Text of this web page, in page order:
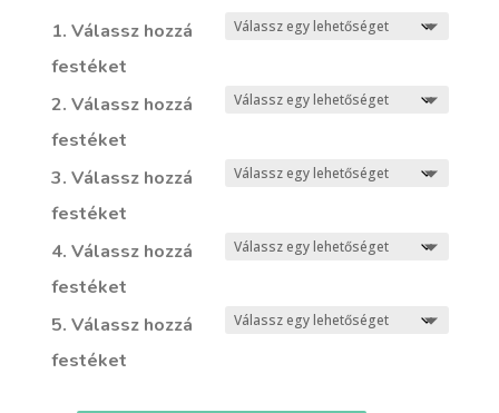
1. Válassz hozzá
festéket
2. Válassz hozzá
festéket
3. Válassz hozzá
festéket
4. Válassz hozzá
festéket
5. Válassz hozzá
festéket